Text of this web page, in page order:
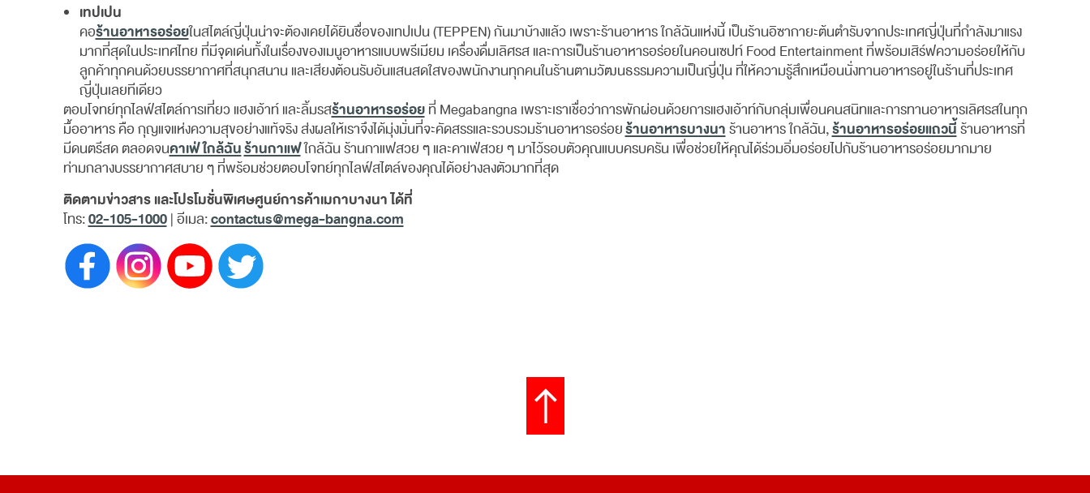
เทปเปน
คอร้านอาหารอร่อยในสไตล์ญี่ปุ่นน่าจะต้องเคยได้ยินชื่อของเทปเปน (TEPPEN) กันมาบ้างแล้ว เพราะร้านอาหาร ใกล้ฉันแห่งนี้ เป็นร้านอิซากายะต้นตำรับจากประเทศญี่ปุ่นที่กำลังมาแรง
มากที่สุดในประเทศไทย ที่มีจุดเด่นทั้งในเรื่องของเมนูอาหารแบบพรีเมียม เครื่องดื่มเลิศรส และการเป็นร้านอาหารอร่อยในคอนเซปท์ Food Entertainment ที่พร้อมเสิร์ฟความอร่อยให้กับ
ลูกค้าทุกคนด้วยบรรยากาศที่สนุกสนาน และเสียงต้อนรับอันแสนสดใสของพนักงานทุกคนในร้านตามวัฒนธรรมความเป็นญี่ปุ่น ที่ให้ความรู้สึกเหมือนนั่งทานอาหารอยู่ในร้านที่ประเทศ
ญี่ปุ่นเลยทีเดียว
ตอบโจทย์ทุกไลฟ์สไตล์การเที่ยว แฮงเอ้าท์ และลิ้มรสร้านอาหารอร่อยที่ Megabangna เพราะเราเชื่อว่าการพักผ่อนด้วยการแฮงเอ้าท์กับกลุ่มเพื่อนคนสนิทและการทานอาหารเลิศรสในทุก
มื้ออาหาร คือ กุญแจแห่งความสุขอย่างแท้จริง ส่งผลให้เราจึงได้มุ่งมั่นที่จะคัดสรรและรวบรวมร้านอาหารอร่อยร้านอาหารบางนาร้านอาหาร ใกล้ฉัน,ร้านอาหารอร่อยแถวนี้ร้านอาหารที่
มีดนตรีสด ตลอดจนคาเฟ่ ใกล้ฉันร้านกาแฟใกล้ฉัน ร้านกาแฟสวย ๆ และคาเฟ่สวย ๆ มาไว้รอบตัวคุณแบบครบครัน เพื่อช่วยให้คุณได้ร่วมอิ่มอร่อยไปกับร้านอาหารอร่อยมากมาย
ท่ามกลางบรรยากาศสบาย ๆ ที่พร้อมช่วยตอบโจทย์ทุกไลฟ์สไตล์ของคุณได้อย่างลงตัวมากที่สุด
ติดตามข่าวสาร และโปรโมชั่นพิเศษศูนย์การค้าเมกาบางนา ได้ที่
โทร:02-105-1000| อีเมล:contactus@mega-bangna.com